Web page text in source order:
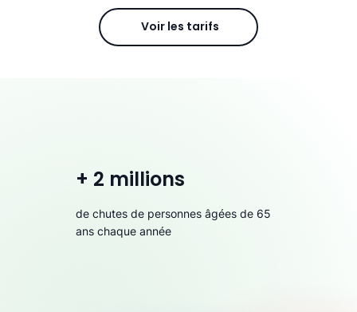
Voir les tarifs
+ 2 millions
de chutes de personnes âgées de 65
ans chaque année